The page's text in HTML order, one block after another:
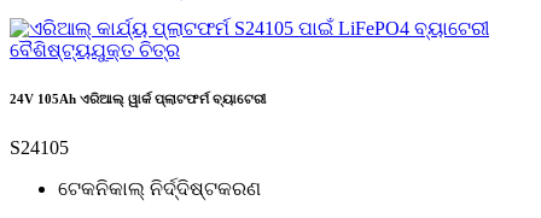
24V 105Ah ଏରିଆଲ୍ ୱାର୍କ ପ୍ଲାଟଫର୍ମ ବ୍ୟାଟେରୀ
S24105
ଟେକନିକାଲ୍ ନିର୍ଦ୍ଦିଷ୍ଟକରଣ